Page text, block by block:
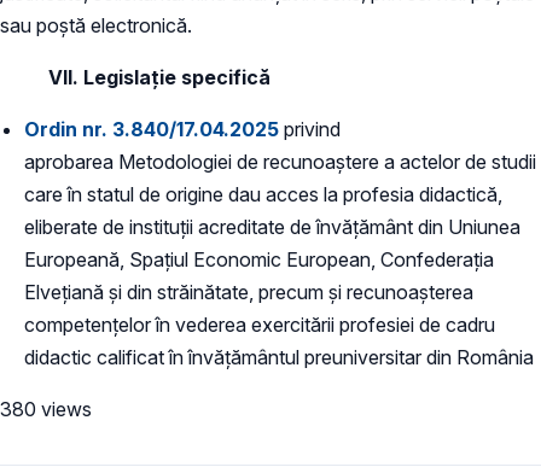
sau poștă electronică.
VII. Legislație specifică
Ordin nr. 3.840/17.04.2025 privind
aprobarea Metodologiei de recunoaștere a actelor de studii
care în statul de origine dau acces la profesia didactică,
eliberate de instituții acreditate de învățământ din Uniunea
Europeană, Spațiul Economic European, Confederația
Elvețiană și din străinătate, precum și recunoașterea
competențelor în vederea exercitării profesiei de cadru
didactic calificat în învățământul preuniversitar din România
380 views